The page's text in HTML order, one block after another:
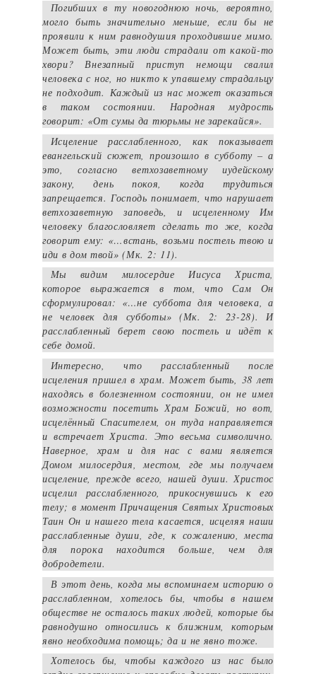
Погибших в ту новогоднюю ночь, вероятно,
могло быть значительно меньше, если бы не
проявили к ним равнодушия проходившие мимо.
Может быть, эти люди страдали от какой-то
хвори? Внезапный приступ немощи свалил
человека с ног, но никто к упавшему страдальцу
не подходит. Каждый из нас может оказаться
в таком состоянии. Народная мудрость
говорит: «От сумы да тюрьмы не зарекайся».
Исцеление расслабленного, как показывает
евангельский сюжет, произошло в субботу – а
это, согласно ветхозаветному иудейскому
закону, день покоя, когда трудиться
запрещается. Господь понимает, что нарушает
ветхозаветную заповедь, и исцеленному Им
человеку благословляет сделать то же, когда
говорит ему: «…встань, возьми постель твою и
иди в дом твой» (Мк. 2: 11).
Мы видим милосердие Иисуса Христа,
которое выражается в том, что Сам Он
сформулировал: «…не суббота для человека, а
не человек для субботы» (Мк. 2: 23-28). И
расслабленный берет свою постель и идёт к
себе домой.
Интересно, что расслабленный после
исцеления пришел в храм. Может быть, 38 лет
находясь в болезненном состоянии, он не имел
возможности посетить Храм Божий, но вот,
исцелённый Спасителем, он туда направляется
и встречает Христа. Это весьма символично.
Наверное, храм и для нас с вами является
Домом милосердия, местом, где мы получаем
исцеление, прежде всего, нашей души. Христос
исцелил расслабленного, прикоснувшись к его
телу; в момент Причащения Святых Христовых
Таин Он и нашего тела касается, исцеляя наши
расслабленные души, где, к сожалению, места
для порока находится больше, чем для
добродетели.
В этот день, когда мы вспоминаем историю о
расслабленном, хотелось бы, чтобы в нашем
обществе не осталось таких людей, которые бы
равнодушно относились к ближним, которым
явно необходима помощь; да и не явно тоже.
Хотелось бы, чтобы каждого из нас было